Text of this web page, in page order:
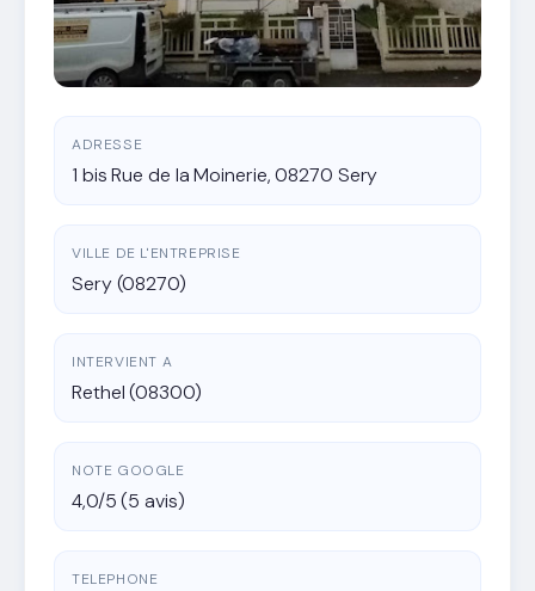
ADRESSE
1 bis Rue de la Moinerie, 08270 Sery
VILLE DE L'ENTREPRISE
Sery (08270)
INTERVIENT A
Rethel (08300)
NOTE GOOGLE
4,0/5 (5 avis)
TELEPHONE